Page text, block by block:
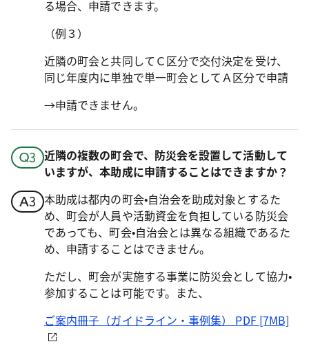
る場合、申請できます。
（例３）
近隣の町会と共同してＣ区分で交付決定を受け、
同じ年度内に単独で単一町会としてＡ区分で申請
→申請できません。
近隣の複数の町会で、防災会を設置して活動して
いますが、本助成に申請することはできますか？
本助成は都内の町会•自治会を助成対象とするた
め、町会が人員や活動資金を負担している防災会
であっても、町会•自治会とは異なる組織であるた
め、申請することはできません。
ただし、町会が実施する事業に防災会として協力•
参加することは可能です。また、
ご案内冊子（ガイドライン・事例集） PDF [7MB]